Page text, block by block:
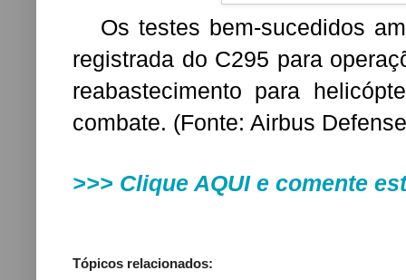
Os testes bem-sucedidos
registrada do C295 para
reabastecimento para
combate. (Fonte: Airbus Defense
>>> Clique AQUI e comente
Tópicos relacionados: